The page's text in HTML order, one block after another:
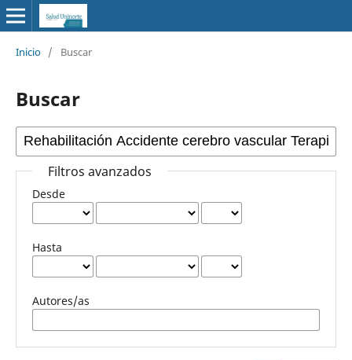
Inicio / Buscar
Buscar
Filtros avanzados
Desde
Hasta
Autores/as